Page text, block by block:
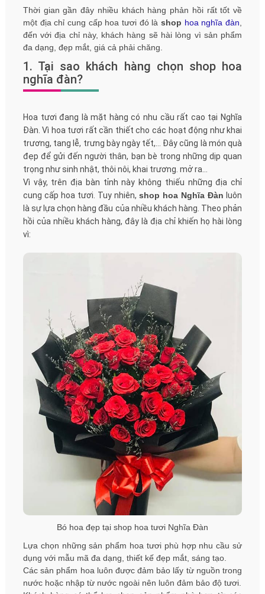
Thời gian gần đây nhiều khách hàng phản hồi rất tốt về
một địa chỉ cung cấp hoa tươi đó làshop hoa nghĩa đàn
đến với địa chỉ này, khách hàng sẽ hài lòng vì sản phẩm
đa dạng, đẹp mắt, giá cả phải chăng.
1. Tại sao khách hàng chọn shop hoa
nghĩa đàn?
Hoa tươi đang là mặt hàng có nhu cầu rất cao tại Nghĩa
Đàn. Vì hoa tươi rất cần thiết cho các hoạt động như khai
trương, tang lễ, trưng bày ngày tết,… Đây cũng là món quà
đẹp để gửi đến người thân, bạn bè trong những dịp quan
trọng như sinh nhật, thôi nôi, khai trương. mở ra…
Vì vậy, trên địa bàn tỉnh này không thiếu những địa chỉ
cung cấp hoa tươi. Tuy nhiên, shop hoa Nghĩa Đàn luôn
là sự lựa chọn hàng đầu của nhiều khách hàng. Theo phản
hồi của nhiều khách hàng, đây là địa chỉ khiến họ hài lòng
vì:
Bó hoa đẹp tại shop hoa tươi Nghĩa Đàn
Lựa chọn những sản phẩm hoa tươi phù hợp nhu cầu sử
dụng với mẫu mã đa dạng, thiết kế đẹp mắt, sáng tạo.
Các sản phẩm hoa luôn được đảm bảo lấy từ nguồn trong
nước hoặc nhập từ nước ngoài nên luôn đảm bảo độ tươi.